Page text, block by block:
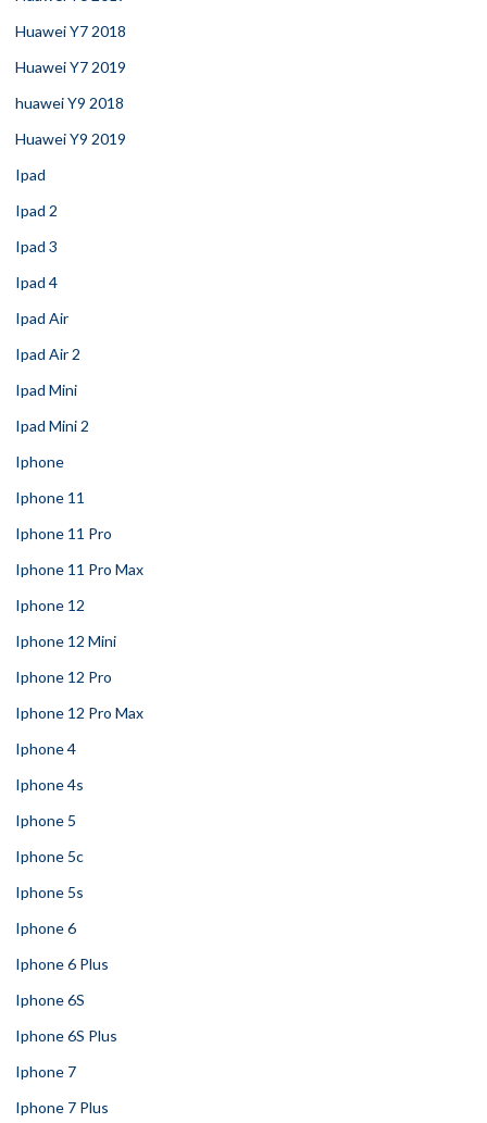
Huawei Y7 2018
Huawei Y7 2019
huawei Y9 2018
Huawei Y9 2019
Ipad
Ipad 2
Ipad 3
Ipad 4
Ipad Air
Ipad Air 2
Ipad Mini
Ipad Mini 2
Iphone
Iphone 11
Iphone 11 Pro
Iphone 11 Pro Max
Iphone 12
Iphone 12 Mini
Iphone 12 Pro
Iphone 12 Pro Max
Iphone 4
Iphone 4s
Iphone 5
Iphone 5c
Iphone 5s
Iphone 6
Iphone 6 Plus
Iphone 6S
Iphone 6S Plus
Iphone 7
Iphone 7 Plus